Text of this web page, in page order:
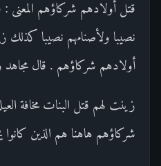
قتل أولادهم شركاؤهم المعنى :
نصيبا ولأصنامهم نصيبا كذلك
أولادهم شركاؤهم . قال مجاهد
زينت لهم قتل البنات مخافة
شركاؤهم هاهنا هم الذين كانوا